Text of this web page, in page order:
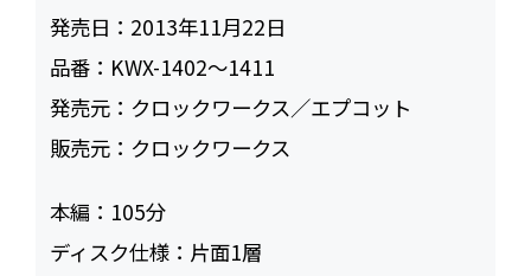
発売日： 2013年11月22日
品番： KWX-1402～1411
発売元： クロックワークス／エプコット
販売元： クロックワークス
本編： 105
ディスク仕様： 片面1層